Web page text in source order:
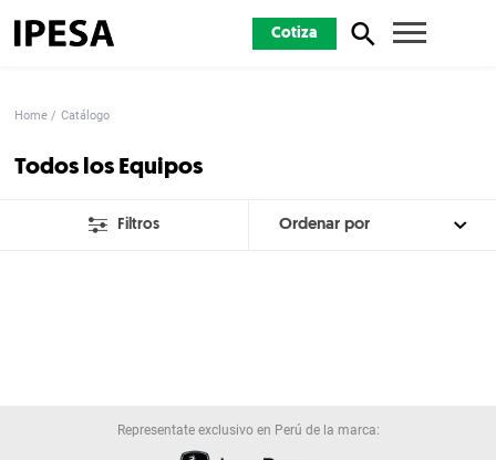
Cotiza
Home Catálogo
Todos los Equipos
Filtros
Representate exclusivo en Perú de la marca: